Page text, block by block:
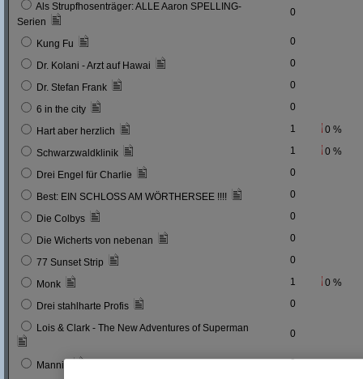
Als Strupfhosenträger: ALLE Aaron SPELLING-
Serien
0
Kung Fu 0
Dr. Kolani - Arzt auf Hawai 0
Dr. Stefan Frank 0
6 in the city 0
Hart aber herzlich 1 0 %
Schwarzwaldklinik 1 0 %
Drei Engel für Charlie 0
Best: EIN SCHLOSS AM WÖRTHERSEE !!!! 0
Die Colbys 0
Die Wicherts von nebenan 0
77 Sunset Strip 0
Monk 1 0 %
Drei stahlharte Profis 0
Lois & Clark - The New Adventures of Superman 0
Mannix 0